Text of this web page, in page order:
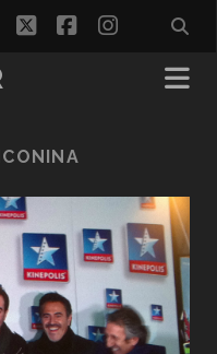
twitterfacebook